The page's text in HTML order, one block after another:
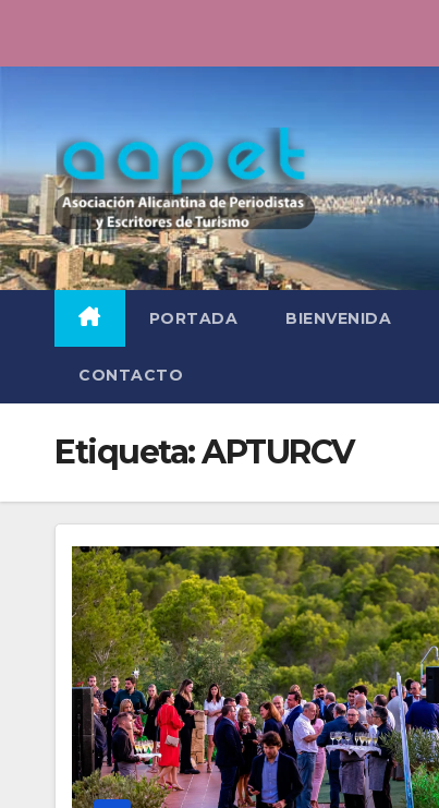
PORTADA BIENVENIDA
CONTACTO
Etiqueta:APTURCV